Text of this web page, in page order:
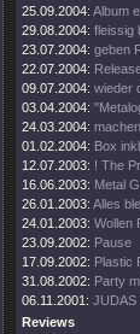
25.09.2004: Album
29.08.2004: fleissig
23.07.2004: geben
22.07.2004:
09.07.2004: wieder
03.04.2004:
24.03.2004:
01.02.2004: Box
12.07.2003: ! The
16.06.2003: Metal
26.01.2003: Alles
24.01.2003: Wollen
23.09.2002: Pause
17.09.2002: Plastic
31.08.2002: Party
06.11.2001: JUDAS
Reviews